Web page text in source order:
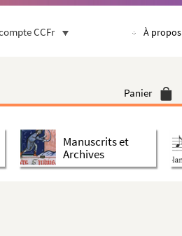
CCFr À propos
Panier
Manuscrits et
Archives